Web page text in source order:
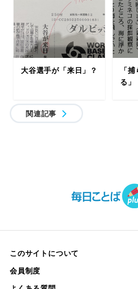
大谷選手が「来日」？
「
る
関連記事
このサイトについて
会員制度